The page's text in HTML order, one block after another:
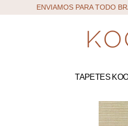
ENVIAMOS PARA TODO
TAPETES